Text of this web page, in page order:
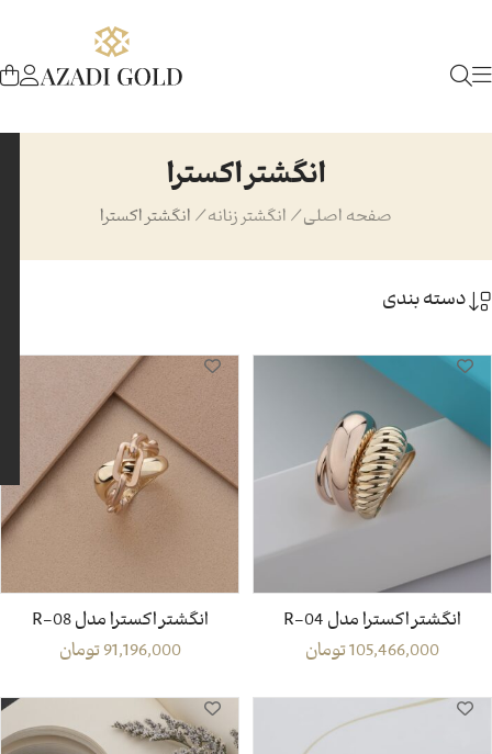
انگشتر اکسترا
صفحه اصلی/ انگشتر زنانه/ انگشتر اکسترا
دسته بندی
انگشتر اکسترا مدل R-04
105,466,000تومان
انگشتر اکسترا مدل R-08
91,196,000تومان